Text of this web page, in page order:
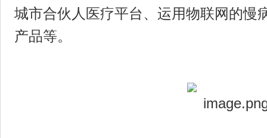
城市合伙人医疗平台、运用物联网的慢
产品等。